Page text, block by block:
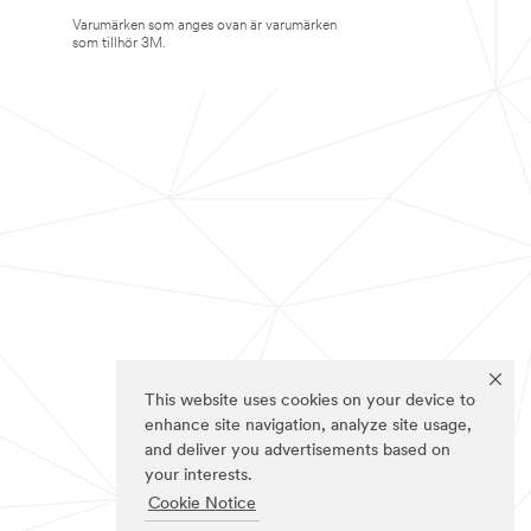
This website uses cookies on your device to
enhance site navigation, analyze site usage,
and deliver you advertisements based on
your interests.
Cookie Notice
Varumärken som anges ovan är varumärken
som tillhör 3M.